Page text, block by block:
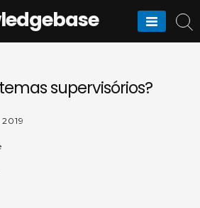
supervisórios?